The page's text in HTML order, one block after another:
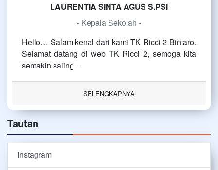
LAURENTIA SINTA AGUS S.PSI
- Kepala Sekolah -
Hello… Salam kenal dari kami TK Ricci 2 Bintaro.
Selamat datang di web TK Ricci 2, semoga kita
semakin saling…
SELENGKAPNYA
Tautan
Instagram